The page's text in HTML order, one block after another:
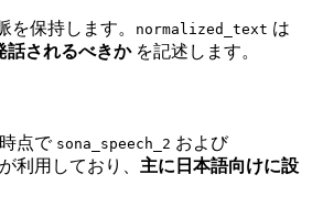
を保持します。 normalized_text は
話されるべきかを記述します。
点で sona_speech_2 および
が利用しており、 主に日本語向けに設